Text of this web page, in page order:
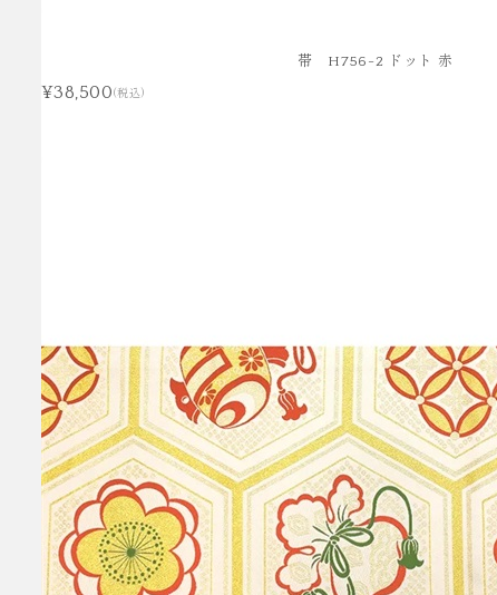
帯 H756-2 ドット 赤
¥38,500(税込)